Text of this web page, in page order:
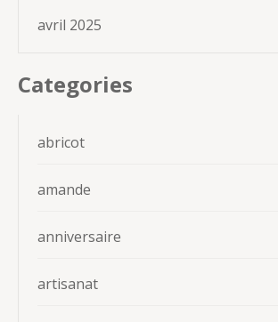
avril 2025
Categories
abricot
amande
anniversaire
artisanat